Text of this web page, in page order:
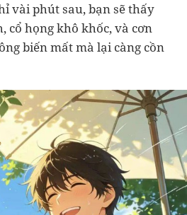
vài phút sau, bạn sẽ thấy
cổ họng khô khốc, và cơn
biến mất mà lại càng cồn